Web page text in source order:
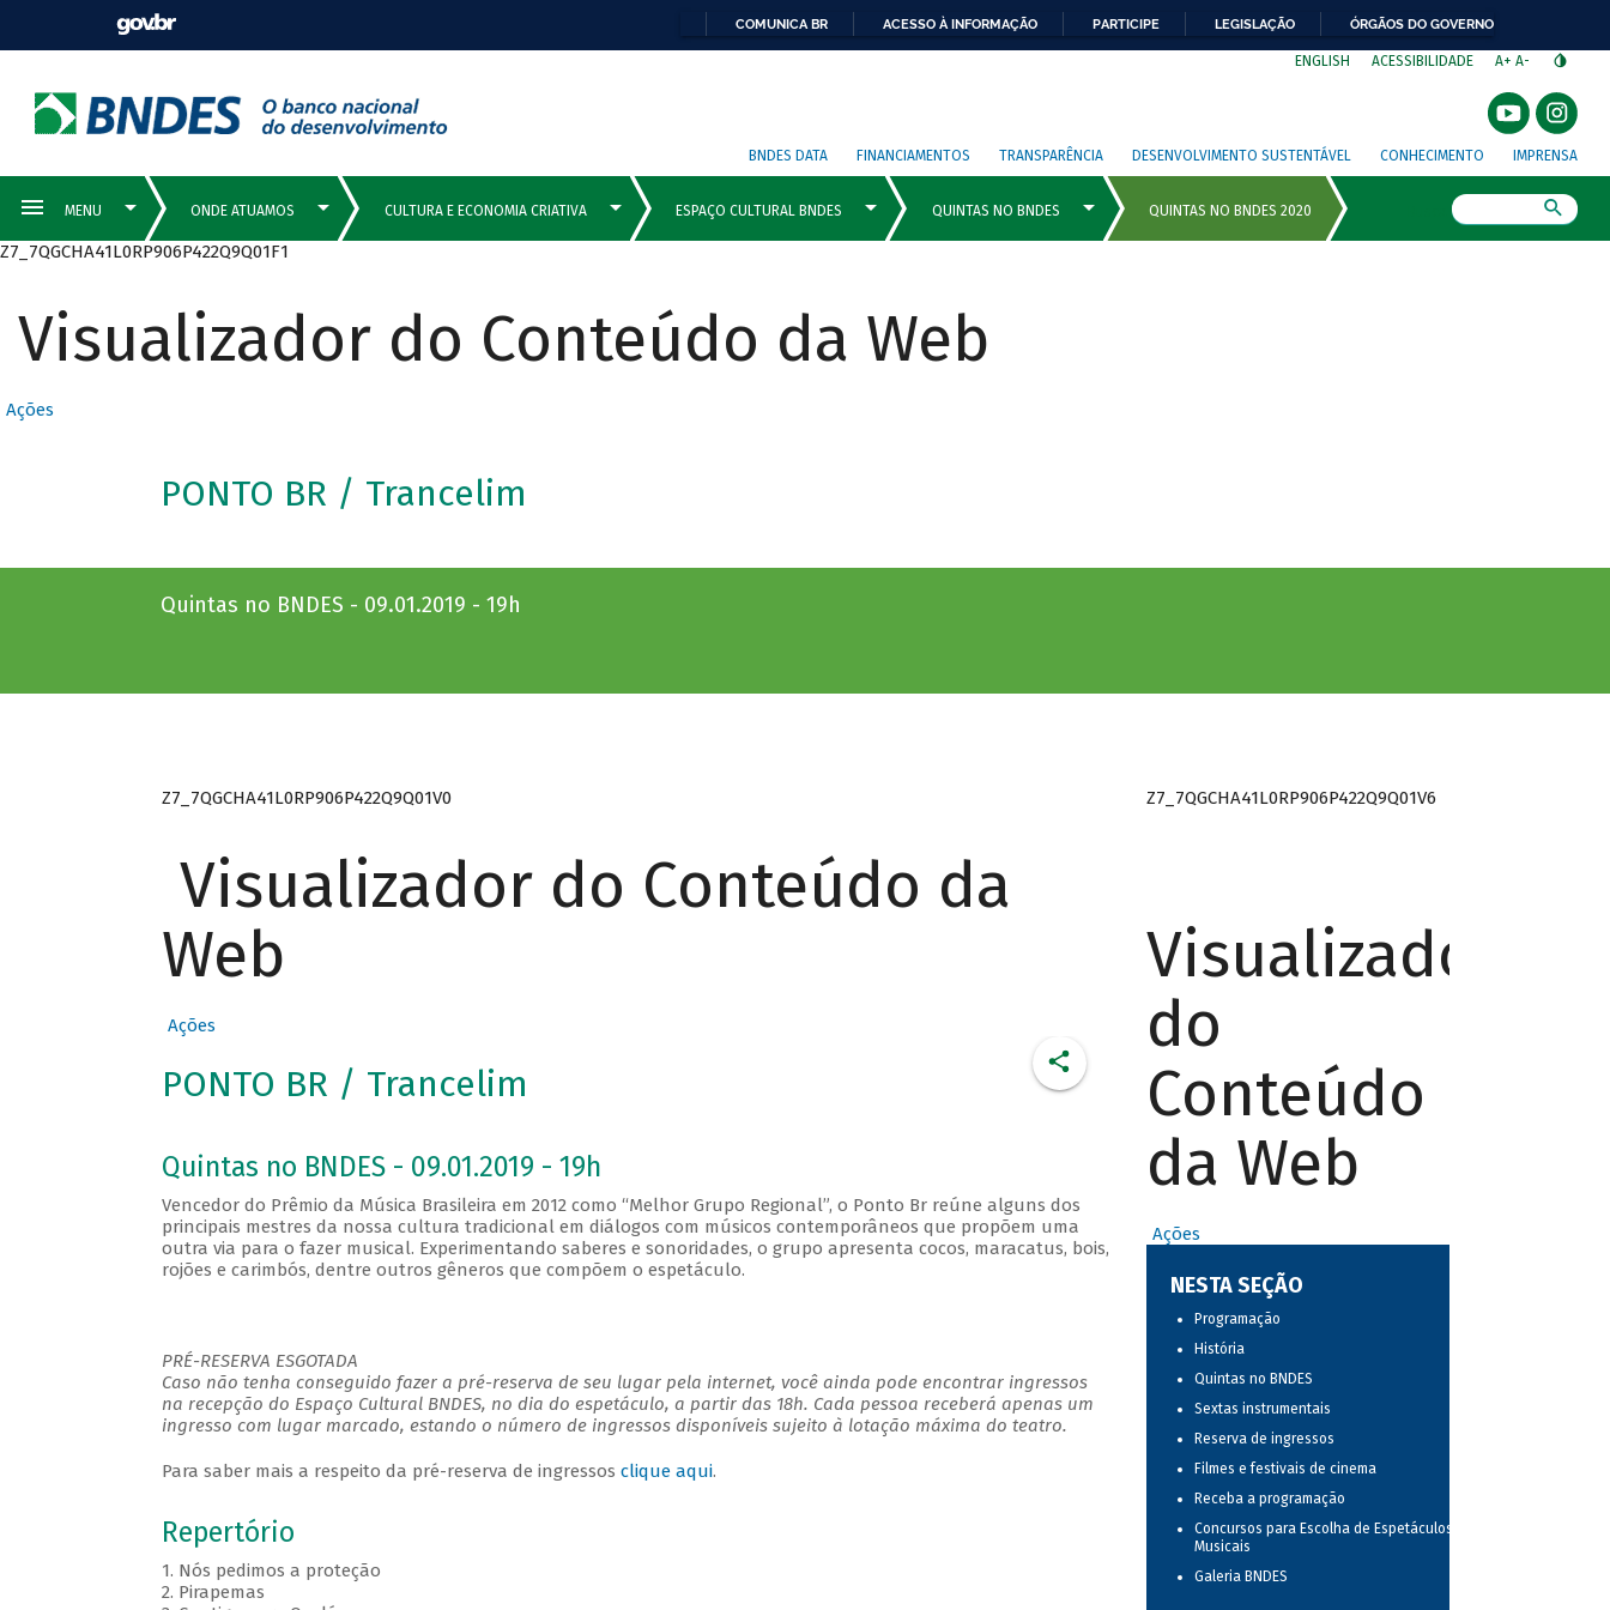
COMUNICA BR ACESSO À INFORMAÇÃO PARTICIPE LEGISLAÇÃO ÓRGÃOS DO GOVERNO
ENGLISH ACESSIBILIDADE A+ A-
BNDES DATA FINANCIAMENTOS TRANSPARÊNCIA DESENVOLVIMENTO SUSTENTÁVEL CONHECIMENTO IMPRENSA
Z7_7QGCHA41L0RP906P422Q9Q01F1
Visualizador do Conteúdo da Web
Ações
PONTO BR / Trancelim
Quintas no BNDES - 09.01.2019 - 19h
Z7_7QGCHA41L0RP906P422Q9Q01V0
Visualizador do Conteúdo da
Web
Ações
PONTO BR / Trancelim
Quintas no BNDES - 09.01.2019 - 19h
Vencedor do Prêmio da Música Brasileira em 2012 como “Melhor Grupo Regional”, o Ponto Br reúne alguns dos
principais mestres da nossa cultura tradicional em diálogos com músicos contemporâneos que propõem uma
outra via para o fazer musical. Experimentando saberes e sonoridades, o grupo apresenta cocos, maracatus, bois,
rojões e carimbós, dentre outros gêneros que compõem o espetáculo.
PRÉ-RESERVA ESGOTADA
Caso não tenha conseguido fazer a pré-reserva de seu lugar pela internet, você ainda pode encontrar ingressos
na recepção do Espaço Cultural BNDES, no dia do espetáculo, a partir das 18h. Cada pessoa receberá apenas um
ingresso com lugar marcado, estando o número de ingressos disponíveis sujeito à lotação máxima do teatro.
Para saber mais a respeito da pré-reserva de ingressos clique aqui.
Repertório
1. Nós pedimos a proteção
2. Pirapemas
Z7_7QGCHA41L0RP906P422Q9Q01V6
Visualizador
do
Conteúdo
da Web
Ações
NESTA SEÇÃO
Programação
História
Quintas no BNDES
Sextas instrumentais
Reserva de ingressos
Filmes e festivais de cinema
Receba a programação
Concursos para Escolha de Espetáculos
Musicais
Galeria BNDES